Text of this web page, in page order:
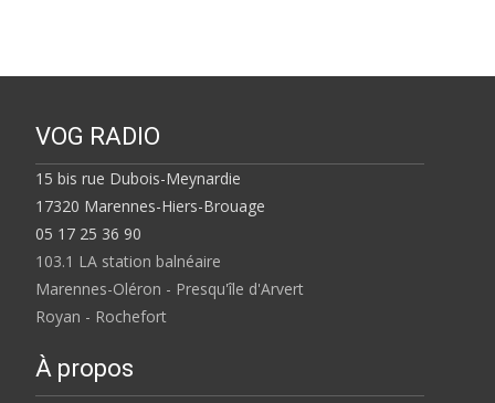
VOG RADIO
15 bis rue Dubois-Meynardie
17320 Marennes-Hiers-Brouage
05 17 25 36 90
103.1 LA station balnéaire
Marennes-Oléron - Presqu'île d'Arvert
Royan - Rochefort
À propos